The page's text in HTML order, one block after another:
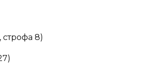
строфа 8)